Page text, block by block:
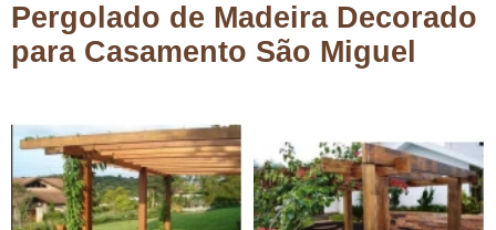
Pergolado de Madeira Decorado
para Casamento São Miguel